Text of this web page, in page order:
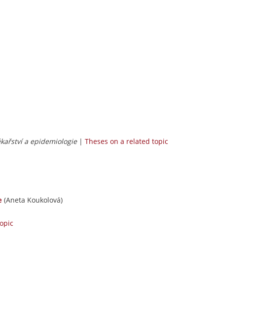
a epidemiologie| Theses on a related topic
(Aneta Koukolová)